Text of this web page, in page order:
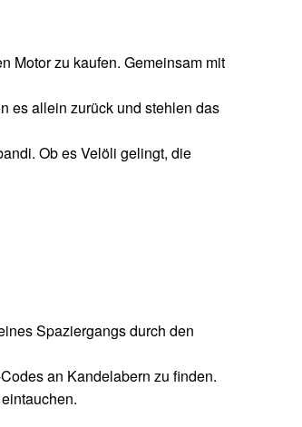
Motor zu kaufen. Gemeinsam mit
es allein zurück und stehlen das
Ob es Velöli gelingt, die
Spaziergangs durch den
an Kandelabern zu finden.